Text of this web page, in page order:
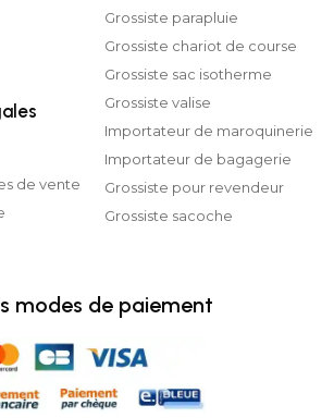
de vente
Grossiste parapluie
Grossiste chariot de course
Grossiste sac isotherme
Grossiste valise
Importateur de maroquinerie
Importateur de bagagerie
Grossiste pour revendeur
Grossiste sacoche
modes de paiement